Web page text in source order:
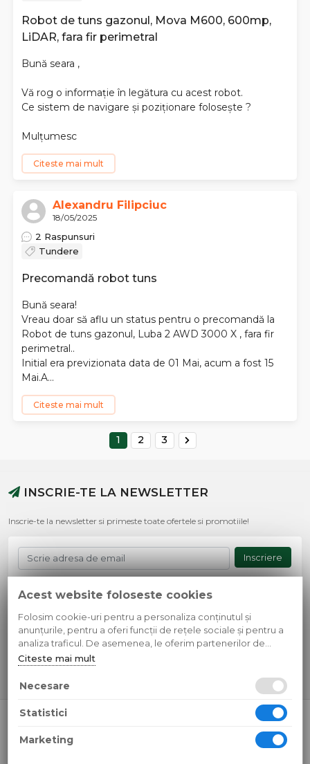
Robot de tuns gazonul, Mova M600, 600mp,
LiDAR, fara fir perimetral
Bună seara ,
Vă rog o informație în legătura cu acest robot.
Ce sistem de navigare și poziționare folosește ?
Mulțumesc
Citeste mai mult
Alexandru Filipciuc
18/05/2025
2 Raspunsuri
Tundere
Precomandă robot tuns
Bună seara!
Vreau doar să aflu un status pentru o precomandă la
Robot de tuns gazonul, Luba 2 AWD 3000 X , fara fir
perimetral..
Initial era previzionata data de 01 Mai, acum a fost 15
Mai.A...
Citeste mai mult
1 2 3
INSCRIE-TE LA NEWSLETTER
Inscrie-te la newsletter si primeste toate ofertele si promotiile!
Inscriere
Informatii livrare
Termeni si conditii
Cont client
Contact
Ghid ingrijire gazon
Retur produse
Metode de plata
Toate preturile sunt exprimate in lei si includ tva. Ofertele sunt
Acest website foloseste cookies
Folosim cookie-uri pentru a personaliza conținutul și
anunțurile, pentru a oferi funcții de rețele sociale și pentru a
analiza traficul. De asemenea, le oferim partenerilor de
rețele sociale, de publicitate și de analize informații cu privire
la modul în care folosiți site-ul nostru. Aceștia le pot combina
cu alte informații oferite de dvs. sau culese în urma folosirii
Citeste mai mult
Necesare
Statistici
Marketing